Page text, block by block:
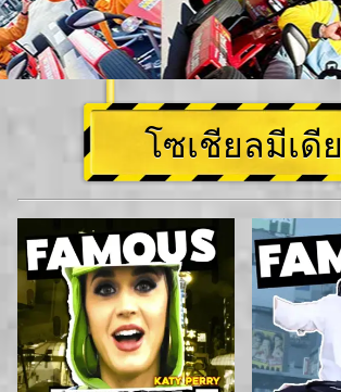
โซเชียลมีเดีย